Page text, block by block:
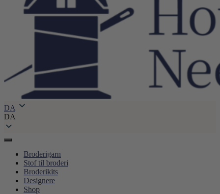
DA
DA
Broderigarn
Stof til broderi
Broderikits
Designere
Shop